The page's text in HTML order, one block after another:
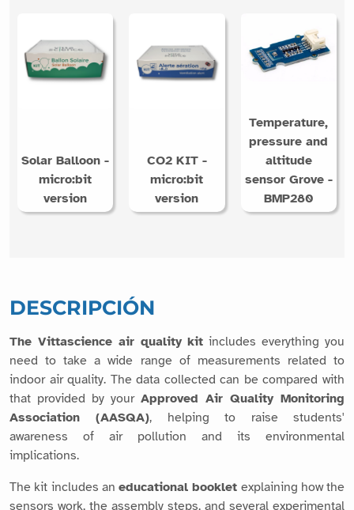
Solar Balloon -
micro:bit
version
CO2 KIT -
micro:bit
version
Temperature,
pressure and
altitude
sensor Grove -
BMP280
DESCRIPCIÓN
The Vittascience air quality kit includes everything you
need to take a wide range of measurements related to
indoor air quality. The data collected can be compared with
that provided by your Approved Air Quality Monitoring
Association (AASQA), helping to raise students'
awareness of air pollution and its environmental
implications.
The kit includes an educational booklet explaining how the
sensors work, the assembly steps, and several experimental